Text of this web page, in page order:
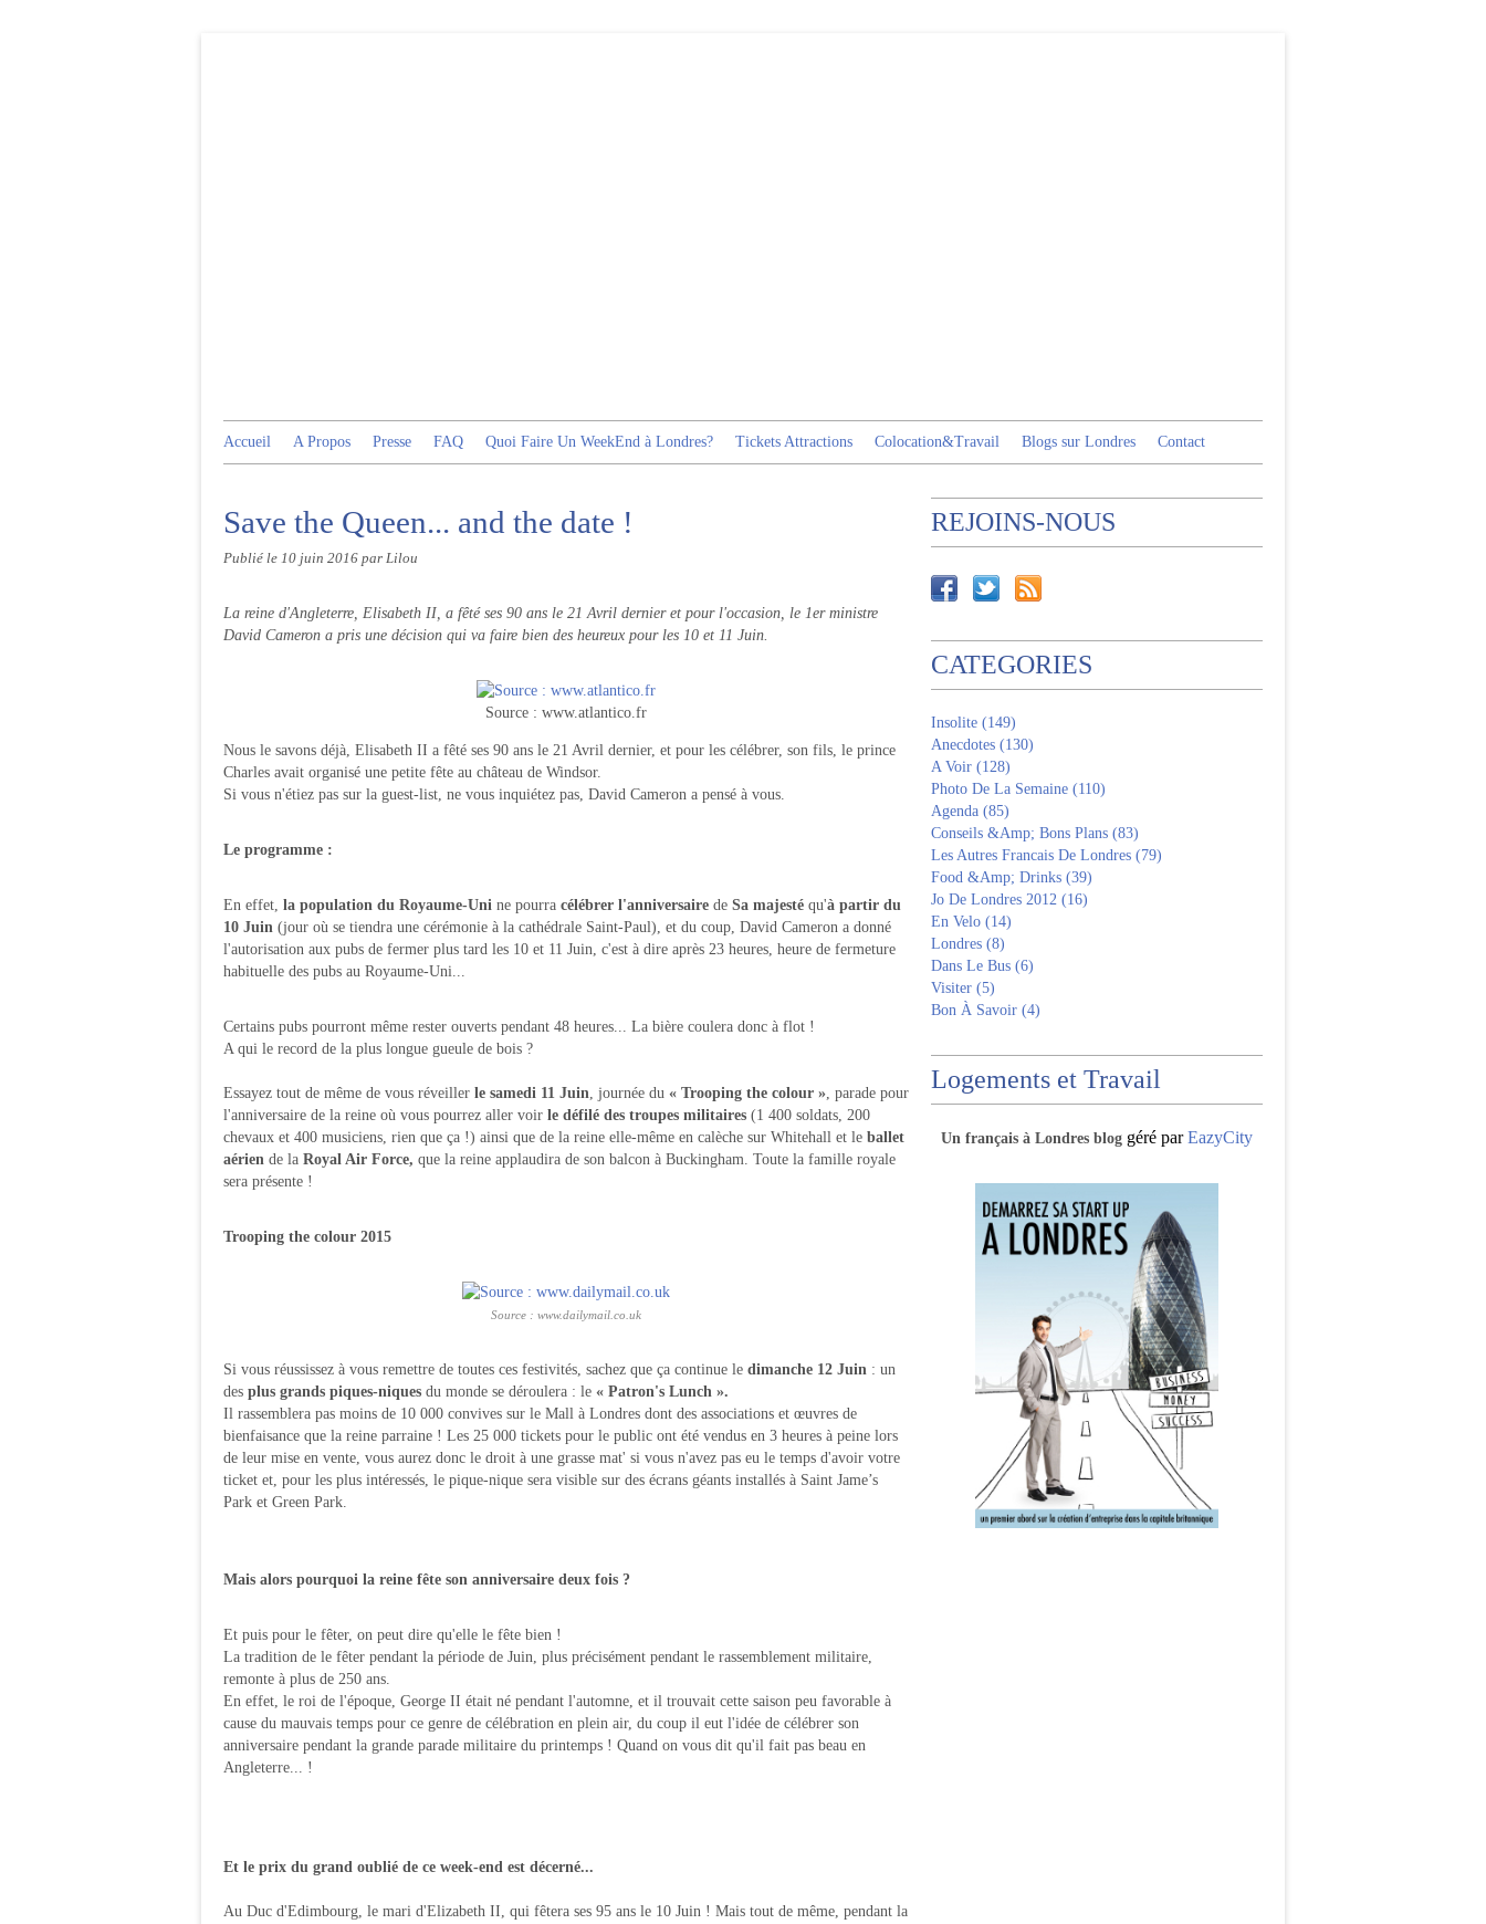
Accueil A Propos Presse FAQ Quoi Faire Un WeekEnd à Londres? Tickets Attractions Colocation&Travail Blogs sur Londres Contact
Save the Queen... and the date !
Publié le 10 juin 2016 par Lilou
La reine d'Angleterre, Elisabeth II, a fêté ses 90 ans le 21 Avril dernier et pour l'occasion, le 1er ministre
David Cameron a pris une décision qui va faire bien des heureux pour les 10 et 11 Juin.
Source : www.atlantico.fr
Nous le savons déjà, Elisabeth II a fêté ses 90 ans le 21 Avril dernier, et pour les célébrer, son fils, le prince
Charles avait organisé une petite fête au château de Windsor.
Si vous n'étiez pas sur la guest-list, ne vous inquiétez pas, David Cameron a pensé à vous.
Le programme :
En effet, la population du Royaume-Uni ne pourra célébrer l'anniversaire de Sa majesté qu'à partir du
10 Juin (jour où se tiendra une cérémonie à la cathédrale Saint-Paul), et du coup, David Cameron a donné
l'autorisation aux pubs de fermer plus tard les 10 et 11 Juin, c'est à dire après 23 heures, heure de fermeture
habituelle des pubs au Royaume-Uni...
Certains pubs pourront même rester ouverts pendant 48 heures... La bière coulera donc à flot !
A qui le record de la plus longue gueule de bois ?
Essayez tout de même de vous réveiller le samedi 11 Juin, journée du « Trooping the colour », parade pour
l'anniversaire de la reine où vous pourrez aller voir le défilé des troupes militaires (1 400 soldats, 200
chevaux et 400 musiciens, rien que ça !) ainsi que de la reine elle-même en calèche sur Whitehall et le ballet
aérien de la Royal Air Force, que la reine applaudira de son balcon à Buckingham. Toute la famille royale
sera présente !
Trooping the colour 2015
Source : www.dailymail.co.uk
Si vous réussissez à vous remettre de toutes ces festivités, sachez que ça continue le dimanche 12 Juin : un
des plus grands piques-niques du monde se déroulera : le « Patron's Lunch ».
Il rassemblera pas moins de 10 000 convives sur le Mall à Londres dont des associations et œuvres de
bienfaisance que la reine parraine ! Les 25 000 tickets pour le public ont été vendus en 3 heures à peine lors
de leur mise en vente, vous aurez donc le droit à une grasse mat' si vous n'avez pas eu le temps d'avoir votre
ticket et, pour les plus intéressés, le pique-nique sera visible sur des écrans géants installés à Saint Jame’s
Park et Green Park.
Mais alors pourquoi la reine fête son anniversaire deux fois ?
Et puis pour le fêter, on peut dire qu'elle le fête bien !
La tradition de le fêter pendant la période de Juin, plus précisément pendant le rassemblement militaire,
remonte à plus de 250 ans.
En effet, le roi de l'époque, George II était né pendant l'automne, et il trouvait cette saison peu favorable à
cause du mauvais temps pour ce genre de célébration en plein air, du coup il eut l'idée de célébrer son
anniversaire pendant la grande parade militaire du printemps ! Quand on vous dit qu'il fait pas beau en
Angleterre... !
Et le prix du grand oublié de ce week-end est décerné...
Au Duc d'Edimbourg, le mari d'Elizabeth II, qui fêtera ses 95 ans le 10 Juin ! Mais tout de même, pendant la
REJOINS-NOUS
CATEGORIES
Insolite (149)
Anecdotes (130)
A Voir (128)
Photo De La Semaine (110)
Agenda (85)
Conseils &Amp; Bons Plans (83)
Les Autres Francais De Londres (79)
Food &Amp; Drinks (39)
Jo De Londres 2012 (16)
En Velo (14)
Londres (8)
Dans Le Bus (6)
Visiter (5)
Bon À Savoir (4)
Logements et Travail
Un français à Londres blog géré parEazyCity